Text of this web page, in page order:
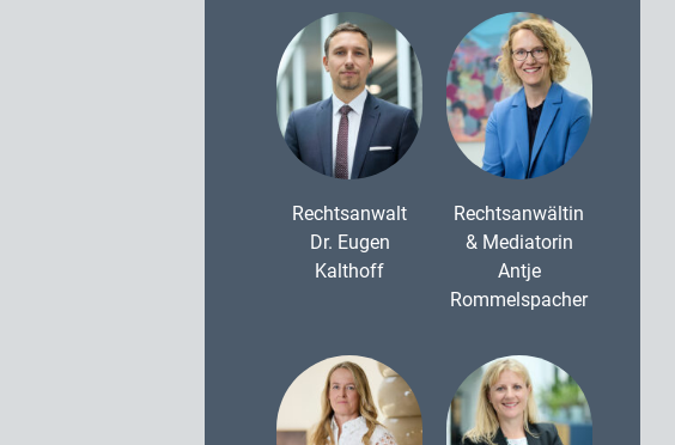
Rechtsanwalt
Dr. Eugen
Kalthoff
Rechtsanwältin
& Mediatorin
Antje
Rommelspacher